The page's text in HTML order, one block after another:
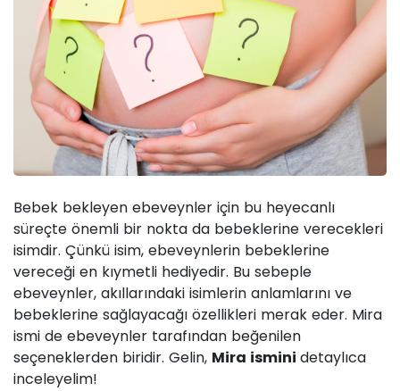
Bebek bekleyen ebeveynler için bu heyecanlı
süreçte önemli bir nokta da bebeklerine verecekleri
isimdir. Çünkü isim, ebeveynlerin bebeklerine
vereceği en kıymetli hediyedir. Bu sebeple
ebeveynler, akıllarındaki isimlerin anlamlarını ve
bebeklerine sağlayacağı özellikleri merak eder. Mira
ismi de ebeveynler tarafından beğenilen
seçeneklerden biridir. Gelin, Mira ismini detaylıca
inceleyelim!